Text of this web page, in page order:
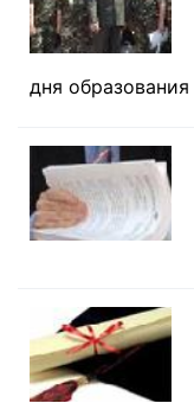
дня образования